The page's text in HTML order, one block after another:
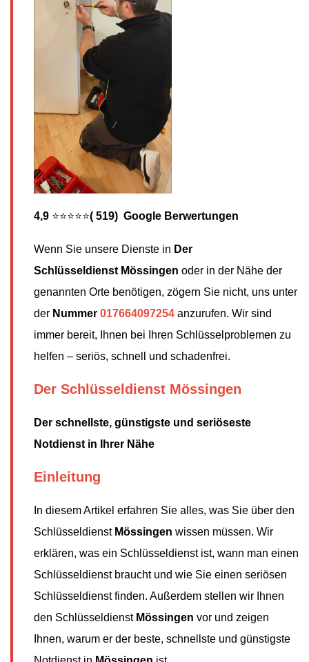
4,9 ⭐⭐⭐⭐⭐( 519) Google Berwertungen
Wenn Sie unsere Dienste in Der
Schlüsseldienst Mössingen oder in der Nähe der
genannten Orte benötigen, zögern Sie nicht, uns unter
der Nummer 017664097254 anzurufen. Wir sind
immer bereit, Ihnen bei Ihren Schlüsselproblemen zu
helfen – seriös, schnell und schadenfrei.
Der Schlüsseldienst Mössingen
Der schnellste, günstigste und seriöseste
Notdienst in Ihrer Nähe
Einleitung
In diesem Artikel erfahren Sie alles, was Sie über den
Schlüsseldienst Mössingen wissen müssen. Wir
erklären, was ein Schlüsseldienst ist, wann man einen
Schlüsseldienst braucht und wie Sie einen seriösen
Schlüsseldienst finden. Außerdem stellen wir Ihnen
den Schlüsseldienst Mössingen vor und zeigen
Ihnen, warum er der beste, schnellste und günstigste